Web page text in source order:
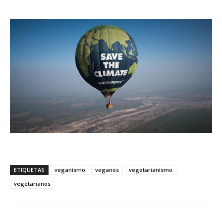
ETIQUETAS veganismo veganos
vegetarianismo
vegetarianos